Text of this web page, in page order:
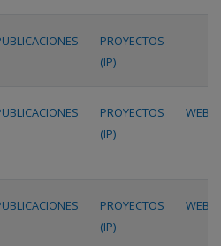
PROYECTOS
(IP)
PROYECTOS
(IP)
WEB
PROYECTOS
(IP)
WEB